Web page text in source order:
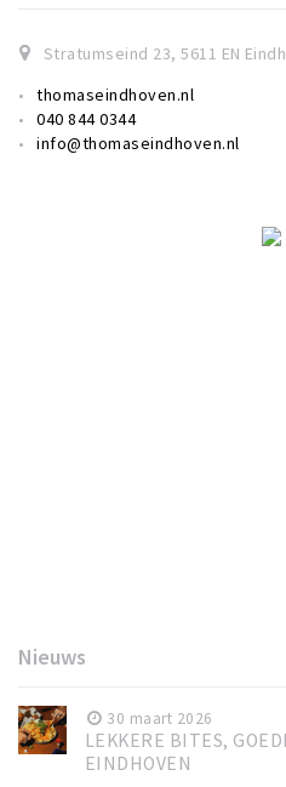
Stratumseind 23,5611 EN
thomaseindhoven.nl
040 844 0344
info@thomaseindhoven.nl
Nieuws
30 maart 2026
LEKKERE BITES,
EINDHOVEN